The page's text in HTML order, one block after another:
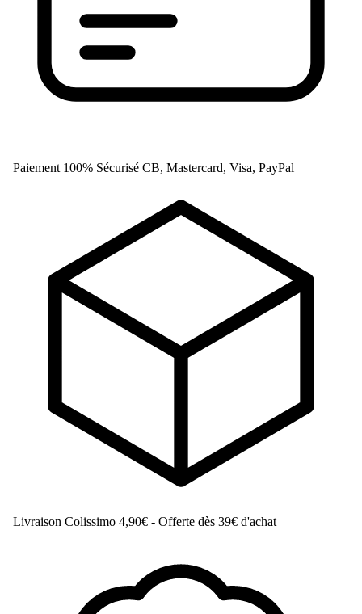
Paiement 100% Sécurisé CB, Mastercard, Visa, PayPal
Livraison Colissimo 4,90€ - Offerte dès 39€ d'achat